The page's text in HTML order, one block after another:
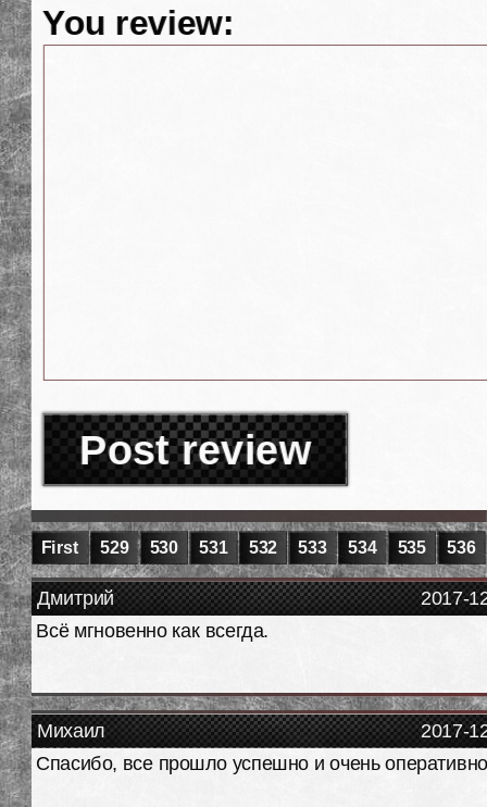
You review:
Post review
First 529 530 531 532 533 534 535 536
2017-
Дмитрий
Всё мгновенно как всегда.
2017-
Михаил
Спасибо, все прошло успешно и очень оперативно